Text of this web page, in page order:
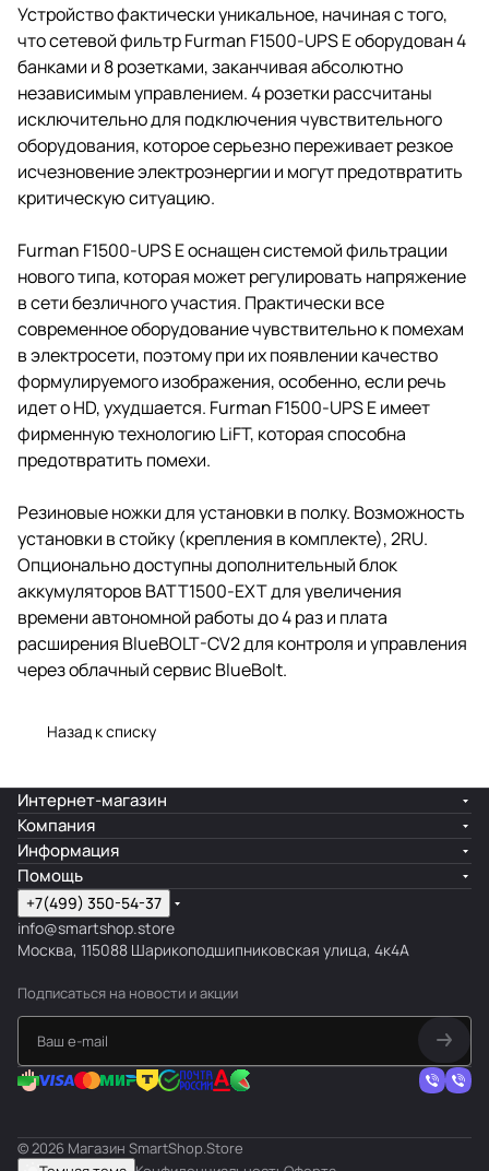
Устройство фактически уникальное, начиная с того,
что сетевой фильтр Furman F1500-UPS Е оборудован 4
банками и 8 розетками, заканчивая абсолютно
независимым управлением. 4 розетки рассчитаны
исключительно для подключения чувствительного
оборудования, которое серьезно переживает резкое
исчезновение электроэнергии и могут предотвратить
критическую ситуацию.
Furman F1500-UPS Е оснащен системой фильтрации
нового типа, которая может регулировать напряжение
в сети безличного участия. Практически все
современное оборудование чувствительно к помехам
в электросети, поэтому при их появлении качество
формулируемого изображения, особенно, если речь
идет о HD, ухудшается. Furman F1500-UPS Е имеет
фирменную технологию LiFT, которая способна
предотвратить помехи.
Резиновые ножки для установки в полку. Возможность
установки в стойку (крепления в комплекте), 2RU.
Опционально доступны дополнительный блок
аккумуляторов BATT1500-EXT для увеличения
времени автономной работы до 4 раз и плата
расширения BlueBOLT-CV2 для контроля и управления
через облачный сервис BlueBolt.
Назад к списку
Интернет-магазин
Компания
Информация
Помощь
+7(499) 350-54-37
info@smartshop.store
Москва, 115088 Шарикоподшипниковская улица, 4к4А
Подписаться на новости и акции
© 2026 Магазин SmartShop.Store